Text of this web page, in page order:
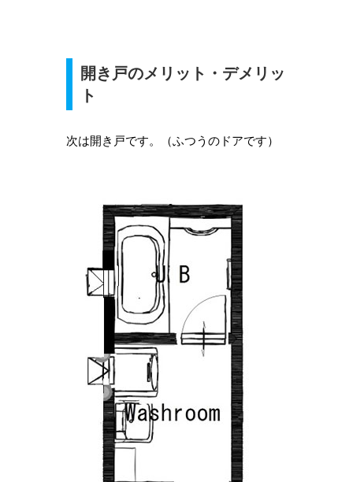
開き戸のメリット・デメリッ
ト
次は開き戸です。（ふつうのドアです）